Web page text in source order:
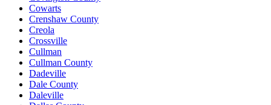
Cowarts
Crenshaw County
Creola
Crossville
Cullman
Cullman County
Dadeville
Dale County
Daleville